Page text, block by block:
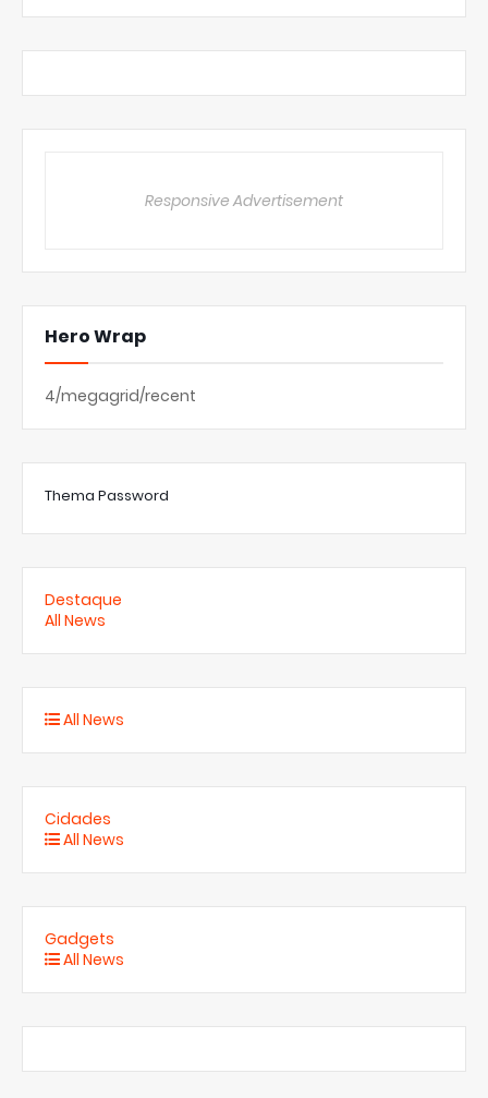
Responsive Advertisement
Hero Wrap
4/megagrid/recent
Thema Password
Destaque
All News
All News
Cidades
All News
Gadgets
All News